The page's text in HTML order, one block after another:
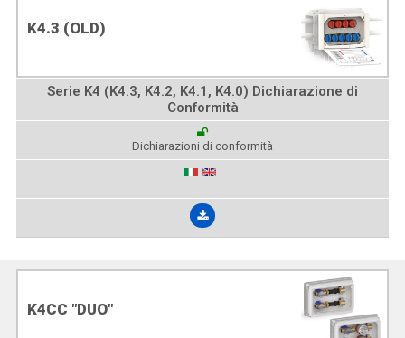
K4.3 (OLD)
Serie K4 (K4.3, K4.2, K4.1, K4.0) Dichiarazione di
Conformità
Dichiarazioni di conformità
K4CC "DUO"